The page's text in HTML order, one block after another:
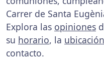
Carrer de Santa
Explora las opiniones
su horario, la ubicación
contacto.